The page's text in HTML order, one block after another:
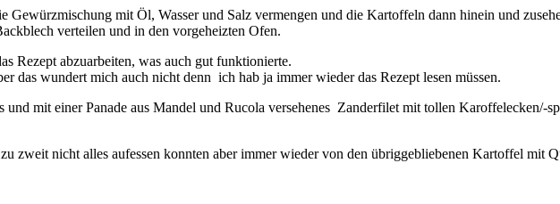
Gewürzmischung mit Öl, Wasser und Salz vermengen und die Kartoffeln dann hinein und
verteilen und in den vorgeheizten Ofen.
Rezept abzuarbeiten, was auch gut funktionierte.
das wundert mich auch nicht denn ich hab ja immer wieder das Rezept lesen müssen.
und mit einer Panade aus Mandel und Rucola versehenes Zanderfilet mit tollen Karoffelecken/-
zweit nicht alles aufessen konnten aber immer wieder von den übriggebliebenen Kartoffel mit